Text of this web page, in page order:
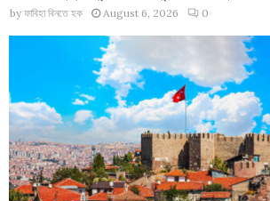
by ফাবিহা বিনতে হক August 6, 2026 0